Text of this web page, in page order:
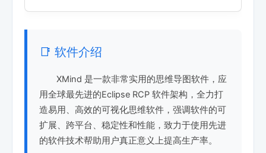
📑 软件介绍
XMind 是一款非常实用的思维导图软件，应
用全球最先进的Eclipse RCP 软件架构，全力打
造易用、高效的可视化思维软件，强调软件的可
扩展、跨平台、稳定性和性能，致力于使用先进
的软件技术帮助用户真正意义上提高生产率。